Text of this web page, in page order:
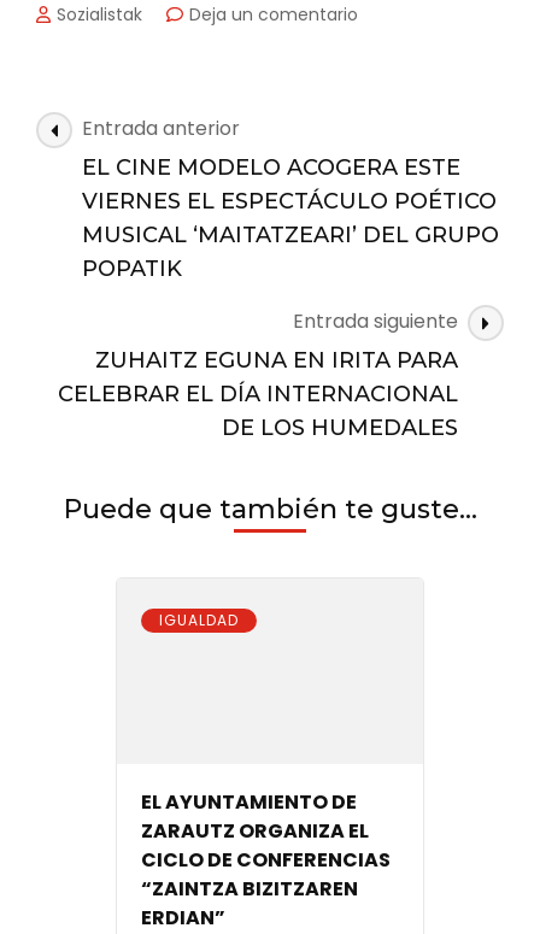
Sozialistak Deja un comentario
A
CONOCER
LA
LABOR
MUJER
EL
ÁMBITO
DE
LA
Navegación
de
entradas
Entrada anterior
EL CINE MODELO ACOGERA ESTE
VIERNES EL ESPECTÁCULO POÉTICO
MUSICAL ‘MAITATZEARI’ DEL GRUPO
POPATIK
Entrada siguiente
ZUHAITZ EGUNA EN IRITA PARA
CELEBRAR EL DÍA INTERNACIONAL
DE LOS HUMEDALES
Puede que también te guste...
IGUALDAD
EL AYUNTAMIENTO DE
ZARAUTZ ORGANIZA EL
CICLO DE CONFERENCIAS
“ZAINTZA BIZITZAREN
ERDIAN”